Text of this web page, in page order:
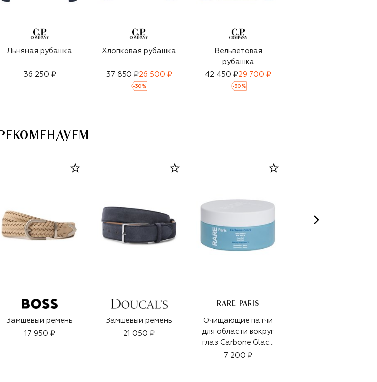
Льняная рубашка
36 250 ₽
Хлопковая рубашка
37 850 ₽26 500 ₽
-30 %
Вельветовая
рубашка
42 450 ₽29 700 ₽
-30 %
РЕКОМЕНДУЕМ
Замшевый ремень
17 950 ₽
Замшевый ремень
21 050 ₽
RARE PARIS
Очищающие патчи
для области вокруг
глаз Carbone Glacé
(30шт)
7 200 ₽